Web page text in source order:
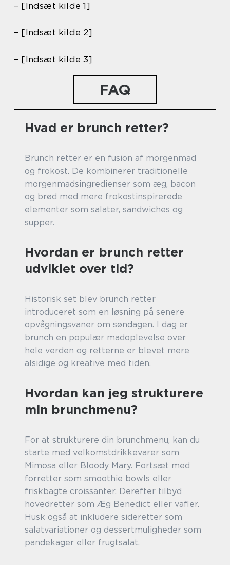
– [Indsæt kilde 1]
– [Indsæt kilde 2]
– [Indsæt kilde 3]
FAQ
Hvad er brunch retter?
Brunch retter er en fusion af morgenmad
og frokost. De kombinerer traditionelle
morgenmadsingredienser som æg, bacon
og brød med mere frokostinspirerede
elementer som salater, sandwiches og
supper.
Hvordan er brunch retter
udviklet over tid?
Historisk set blev brunch retter
introduceret som en løsning på senere
opvågningsvaner om søndagen. I dag er
brunch en populær madoplevelse over
hele verden og retterne er blevet mere
alsidige og kreative med tiden.
Hvordan kan jeg strukturere
min brunchmenu?
For at strukturere din brunchmenu, kan du
starte med velkomstdrikkevarer som
Mimosa eller Bloody Mary. Fortsæt med
forretter som smoothie bowls eller
friskbagte croissanter. Derefter tilbyd
hovedretter som Æg Benedict eller vafler.
Husk også at inkludere sideretter som
salatvariationer og dessertmuligheder som
pandekager eller frugtsalat.